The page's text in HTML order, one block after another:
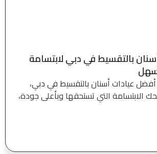
بالتقسيط في دبي لابتسامة
عيادات أسنان بالتقسيط في دبي،
التي تستحقها وبأعلى جودة،